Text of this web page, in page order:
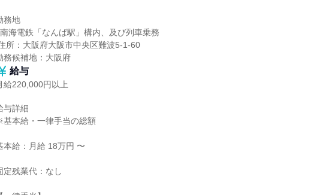
務地
海電鉄「なんば駅」構内、及び列車乗務
務候補地：大阪府
給与
給220,000円以上
与詳細
本給・一律手当の総額
本給：月給 18万円 〜
定残業代：なし